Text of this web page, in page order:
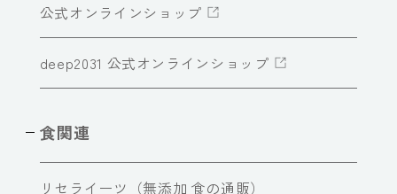
公式オンラインショップ
deep2031 公式オンラインショップ
食関連
リセライーツ（無添加 食の通販）